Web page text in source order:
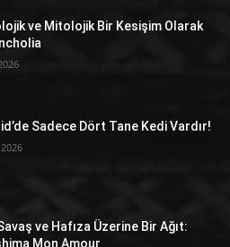
ve Mitolojik Bir Kesişim Olarak
Sadece Dört Tane Kedi Vardır!
ve Hafıza Üzerine Bir Ağıt:
Mon Amour